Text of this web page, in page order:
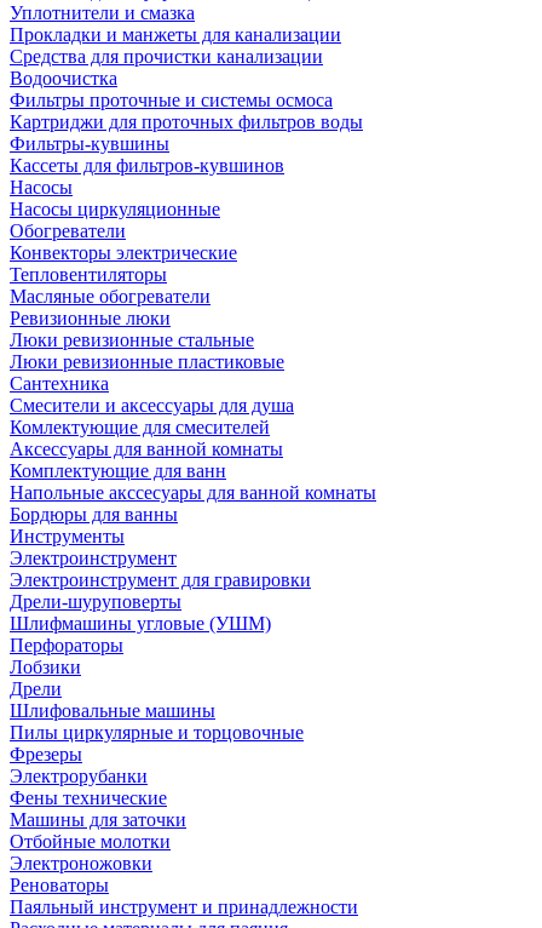
Уплотнители и смазка
Прокладки и манжеты для канализации
Средства для прочистки канализации
Водоочистка
Фильтры проточные и системы осмоса
Картриджи для проточных фильтров воды
Фильтры-кувшины
Кассеты для фильтров-кувшинов
Насосы
Насосы циркуляционные
Обогреватели
Конвекторы электрические
Тепловентиляторы
Масляные обогреватели
Ревизионные люки
Люки ревизионные стальные
Люки ревизионные пластиковые
Сантехника
Смесители и аксессуары для душа
Комлектующие для смесителей
Аксессуары для ванной комнаты
Комплектующие для ванн
Напольные акссесуары для ванной комнаты
Бордюры для ванны
Инструменты
Электроинструмент
Электроинструмент для гравировки
Дрели-шуруповерты
Шлифмашины угловые (УШМ)
Перфораторы
Лобзики
Дрели
Шлифовальные машины
Пилы циркулярные и торцовочные
Фрезеры
Электрорубанки
Фены технические
Машины для заточки
Отбойные молотки
Электроножовки
Реноваторы
Паяльный инструмент и принадлежности